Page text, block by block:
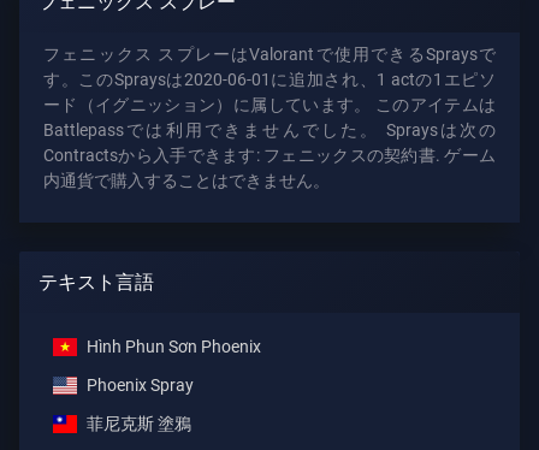
フェニックス スプレーはValorantで使用できるSpraysで
す。このSpraysは2020-06-01に追加され、1 actの1エピソ
ード（イグニッション）に属しています。 このアイテムは
Battlepassでは利用できませんでした。 Spraysは次の
Contractsから入手できます: フェニックスの契約書. ゲーム
内通貨で購入することはできません。
テキスト言語
Hình Phun Sơn Phoenix
Phoenix Spray
菲尼克斯 塗鴉